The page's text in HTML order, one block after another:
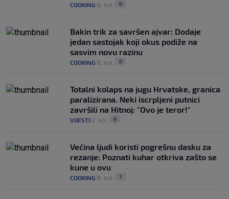
COOKING 8. kol. 0
Bakin trik za savršen ajvar: Dodaje
jedan sastojak koji okus podiže na
sasvim novu razinu
COOKING 8. kol. 0
Totalni kolaps na jugu Hrvatske, granica
paralizirana. Neki iscrpljeni putnici
završili na Hitnoj: "Ovo je teror!"
VIJESTI 2. kol. 9
Većina ljudi koristi pogrešnu dasku za
rezanje: Poznati kuhar otkriva zašto se
kune u ovu
COOKING 8. kol. 1